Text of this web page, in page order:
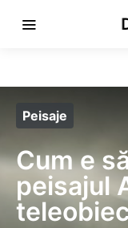
Peisaje
Cum e
peisajul